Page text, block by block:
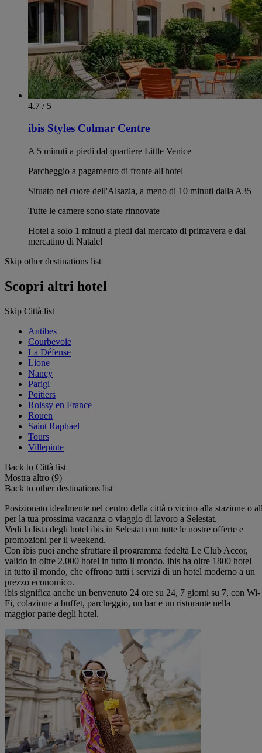
4.7 / 5
ibis Styles Colmar Centre
A 5 minuti a piedi dal quartiere Little Venice
Parcheggio a pagamento di fronte all'hotel
Situato nel cuore dell'Alsazia, a meno di 10 minuti dalla A35
Tutte le camere sono state rinnovate
Hotel a solo 1 minuti a piedi dal mercato di primavera e dal
mercatino di Natale!
Skip other destinations list
Scopri altri hotel
Skip Città list
Antibes
Courbevoie
La Défense
Lione
Nancy
Parigi
Poitiers
Roissy en France
Rouen
Saint Raphael
Tours
Villepinte
Back to Città list
Mostra altro (9)
Back to other destinations list
Posizionato idealmente nel centro della città o vicino alla stazione o
per la tua prossima vacanza o viaggio di lavoro a Selestat.
Vedi la lista degli hotel ibis in Selestat con tutte le nostre offerte e
promozioni per il weekend.
Con ibis puoi anche sfruttare il programma fedeltà Le Club Accor,
valido in oltre 2.000 hotel in tutto il mondo. ibis ha oltre 1800 hotel
in tutto il mondo, che offrono tutti i servizi di un hotel moderno a un
prezzo economico.
ibis significa anche un benvenuto 24 ore su 24, 7 giorni su 7, con Wi-
Fi, colazione a buffet, parcheggio, un bar e un ristorante nella
maggior parte degli hotel.